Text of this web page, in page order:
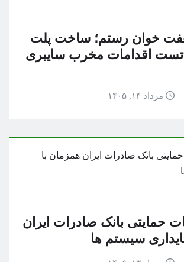
هفت خوان رستم؛ ساخت پلت
تست اقدامات مخرب سایبری
مرداد ۱۴, ۱۴۰۵
حمایتی بانک صادرات ایران
سیستم ها